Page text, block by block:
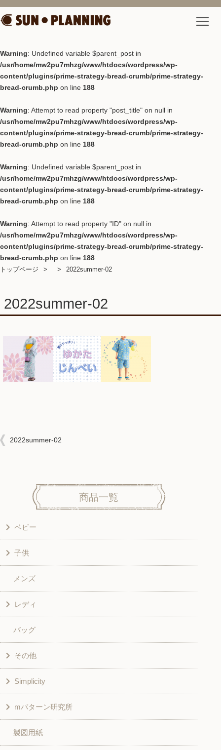
Warning: Undefined variable $parent_post in
/usr/home/mw2pu7mhzg/www/htdocs/wordpress/wp-
content/plugins/prime-strategy-bread-crumb/prime-strategy-
bread-crumb.php on line 188
Warning: Attempt to read property "post_title" on null in
/usr/home/mw2pu7mhzg/www/htdocs/wordpress/wp-
content/plugins/prime-strategy-bread-crumb/prime-strategy-
bread-crumb.php on line 188
Warning: Undefined variable $parent_post in
/usr/home/mw2pu7mhzg/www/htdocs/wordpress/wp-
content/plugins/prime-strategy-bread-crumb/prime-strategy-
bread-crumb.php on line 188
Warning: Attempt to read property "ID" on null in
/usr/home/mw2pu7mhzg/www/htdocs/wordpress/wp-
content/plugins/prime-strategy-bread-crumb/prime-strategy-
bread-crumb.php on line 188
トップページ
2022summer-02
2022summer-02
2022summer-02
商品一覧
ベビー
洋服
和風衣類
グッズ
子供
ワンピース
シャツ・ブラウス
スカート・パンツ
和風衣類
入園入学グッズ
その他
メンズ
レディ
シャツ・ブラウス
チュニック
ワンピース
ベスト・ジャケット・コート
スカート
バッグ
その他
学校家庭科教材用
その他
Simplicity
こども＆ベビー
ボトムス
mパターン研究所
子供服
製図用紙